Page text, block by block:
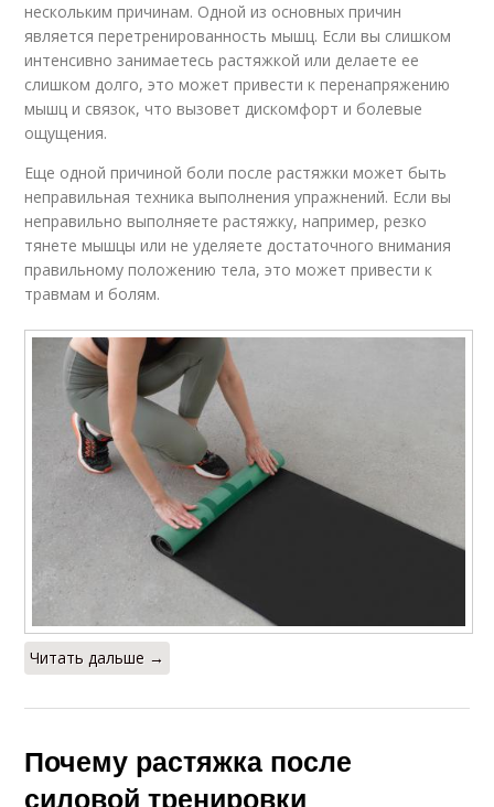
нескольким причинам. Одной из основных причин
является перетренированность мышц. Если вы слишком
интенсивно занимаетесь растяжкой или делаете ее
слишком долго, это может привести к перенапряжению
мышц и связок, что вызовет дискомфорт и болевые
ощущения.
Еще одной причиной боли после растяжки может быть
неправильная техника выполнения упражнений. Если вы
неправильно выполняете растяжку, например, резко
тянете мышцы или не уделяете достаточного внимания
правильному положению тела, это может привести к
травмам и болям.
Читать дальше →
Почему растяжка после
силовой тренировки